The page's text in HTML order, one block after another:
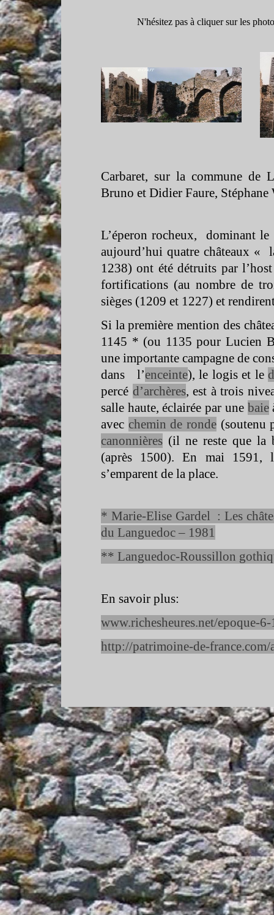
N'hésitez pas à cliquer sur les
Carbaret, sur la commune de
Bruno et Didier Faure,
L’éperon rocheux, dominant
aujourd’hui quatre châteaux «
1238) ont été détruits par
fortifications (au nombre de
sièges (1209 et 1227) et
Si la première mention des
1145 * (ou 1135 pour Lucien
une importante campagne de
dans l’enceinte), le logis et le
percé d’archères, est à trois
salle haute, éclairée par une baie
avec chemin de ronde (soutenu
canonnières (il ne reste que la
(après 1500). En mai 1591,
s’emparent de la place.
* Marie-Elise Gardel : Les
du Languedoc – 1981
** Languedoc-Roussillon
En savoir plus:
www.richesheures.net/epoque-6-
http://patrimoine-de-